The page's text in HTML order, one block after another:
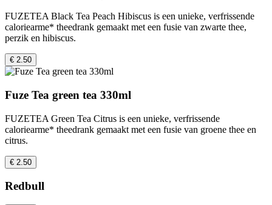
FUZETEA Black Tea Peach Hibiscus is een unieke, verfrissende
caloriearme* theedrank gemaakt met een fusie van zwarte thee,
perzik en hibiscus.
€ 2.50
Fuze Tea green tea 330ml
FUZETEA Green Tea Citrus is een unieke, verfrissende
caloriearme* theedrank gemaakt met een fusie van groene thee en
citrus.
€ 2.50
Redbull